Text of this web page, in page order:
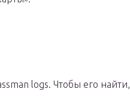
logs. Чтобы его найти,